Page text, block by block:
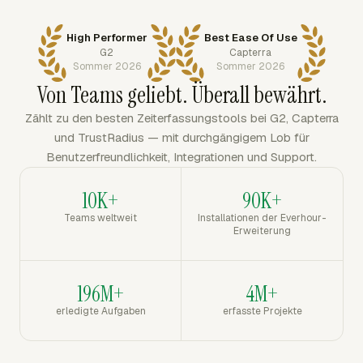
High Performer
G2
Sommer 2026
Best Ease Of Use
Capterra
Sommer 2026
Von Teams geliebt. Überall bewährt.
Zählt zu den besten Zeiterfassungstools bei G2, Capterra
und TrustRadius — mit durchgängigem Lob für
Benutzerfreundlichkeit, Integrationen und Support.
10K+
Teams weltweit
90K+
Installationen der Everhour-
Erweiterung
196M+
erledigte Aufgaben
4M+
erfasste Projekte